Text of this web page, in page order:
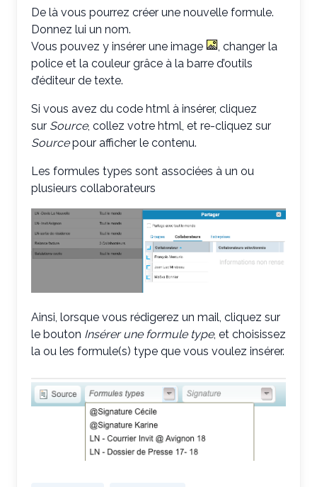
De là vous pourrez créer une nouvelle formule.
Donnez lui un nom.
Vous pouvez y insérer une image
, changer la
police et la couleur grâce à la barre d’outils
d’éditeur de texte.
Si vous avez du code html à insérer, cliquez
sur Source, collez votre html, et re-cliquez sur
Sourcepour afficher le contenu.
Les formules types sont associées à un ou
plusieurs collaborateurs
Ainsi, lorsque vous rédigerez un mail, cliquez sur
le bouton Insérer une formule type, et choisissez
la ou les formule(s) type que vous voulez insérer.